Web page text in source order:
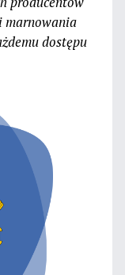
marnowania
dostępu